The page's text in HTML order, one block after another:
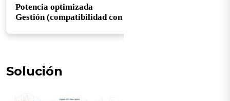
Potencia optimizada
Gestión (compatibilidad con PoE+)
Solución